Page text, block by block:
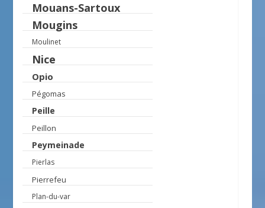
Mouans-Sartoux
Mougins
Moulinet
Nice
Opio
Pégomas
Peille
Peillon
Peymeinade
Pierlas
Pierrefeu
Plan-du-var